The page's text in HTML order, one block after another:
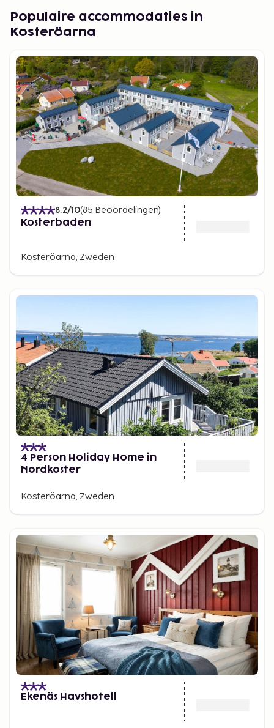
Populaire accommodaties in
Kosteröarna
8.2/10(85 Beoordelingen)
Kosterbaden
Kosteröarna, Zweden
4 Person Holiday Home in
Nordkoster
Kosteröarna, Zweden
Ekenäs Havshotell